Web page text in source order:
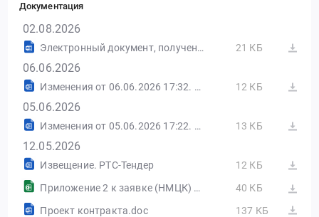
Документация
02.08.2026
Электронный документ, полученный из внешней системы.pdf 21 КБ
06.06.2026
Изменения от 06.06.2026 17:32. РТС-Тендер 12 КБ
05.06.2026
Изменения от 05.06.2026 17:22. РТС-Тендер 13 КБ
12.05.2026
Извещение. РТС-Тендер
12 КБ
Приложение 2 к заявке (НМЦК) 2.xls
40 КБ
Проект контракта.doc
137 КБ